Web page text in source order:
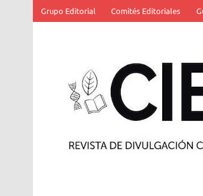
contenido
Grupo Editorial Comités Editoriales